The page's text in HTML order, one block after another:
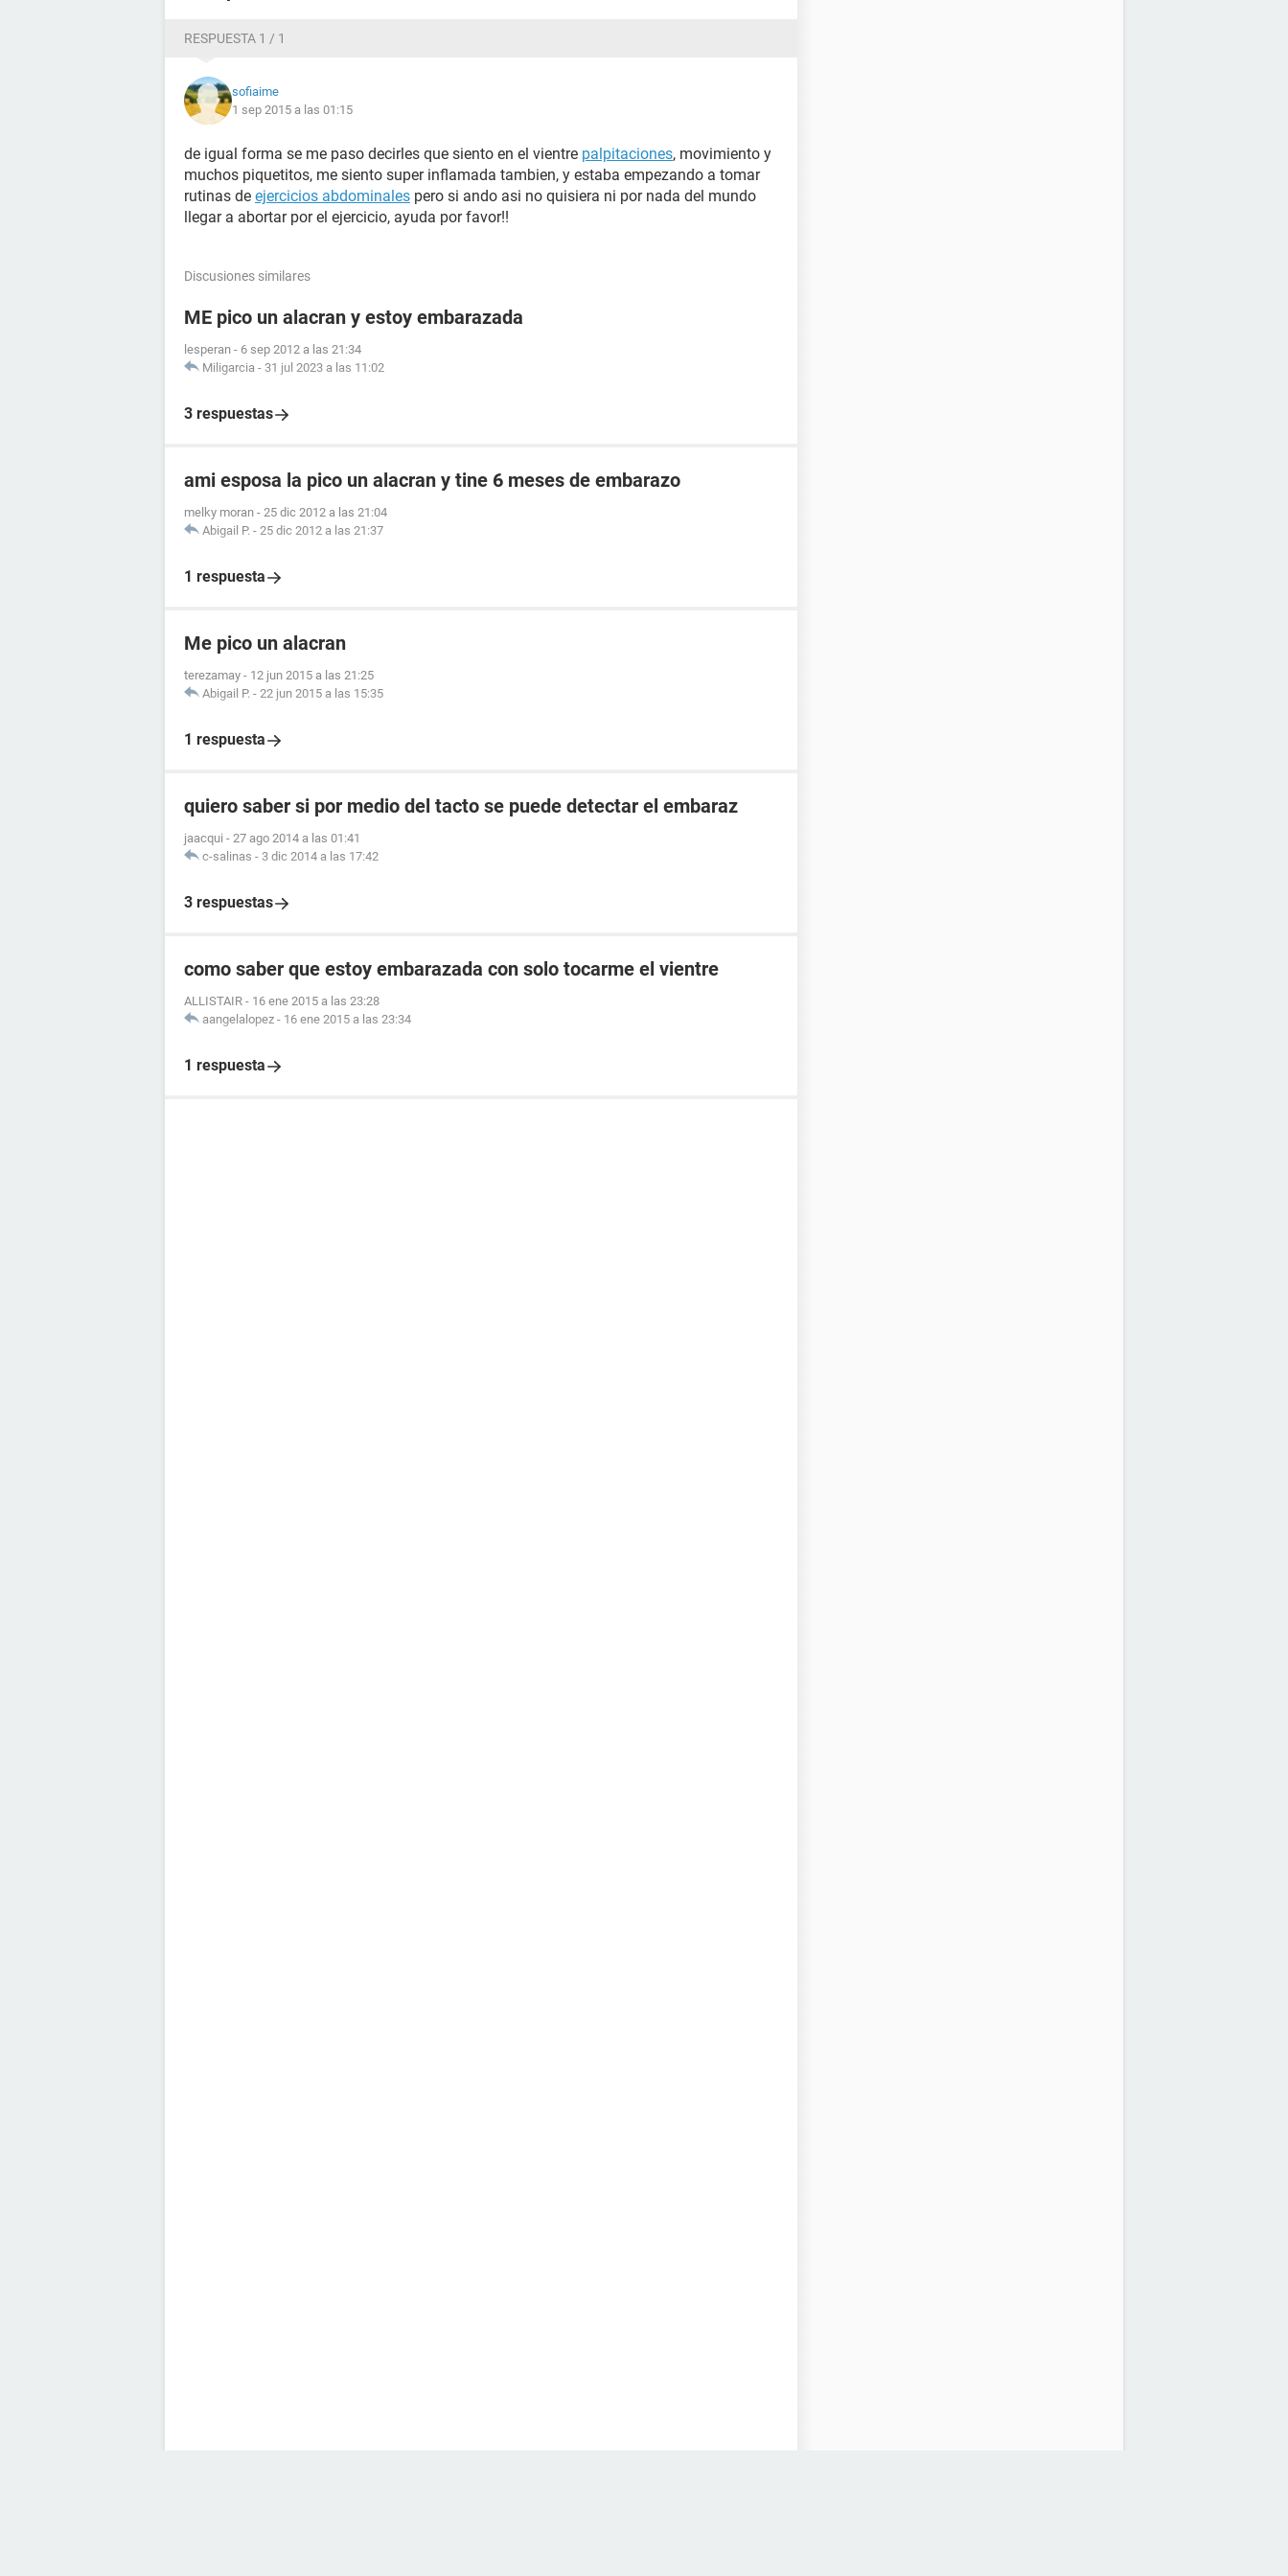
RESPUESTA 1 / 1
sofiaime
1 sep 2015 a las 01:15
de igual forma se me paso decirles que siento en el vientre palpitaciones, movimiento y
muchos piquetitos, me siento super inflamada tambien, y estaba empezando a tomar
rutinas de ejercicios abdominales pero si ando asi no quisiera ni por nada del mundo
llegar a abortar por el ejercicio, ayuda por favor!!
Discusiones similares
ME pico un alacran y estoy embarazada
lesperan - 6 sep 2012 a las 21:34
Miligarcia - 31 jul 2023 a las 11:02
3 respuestas
ami esposa la pico un alacran y tine 6 meses de embarazo
melky moran - 25 dic 2012 a las 21:04
Abigail P. - 25 dic 2012 a las 21:37
1 respuesta
Me pico un alacran
terezamay - 12 jun 2015 a las 21:25
Abigail P. - 22 jun 2015 a las 15:35
1 respuesta
quiero saber si por medio del tacto se puede detectar el embaraz
jaacqui - 27 ago 2014 a las 01:41
c-salinas - 3 dic 2014 a las 17:42
3 respuestas
como saber que estoy embarazada con solo tocarme el vientre
ALLISTAIR - 16 ene 2015 a las 23:28
aangelalopez - 16 ene 2015 a las 23:34
1 respuesta